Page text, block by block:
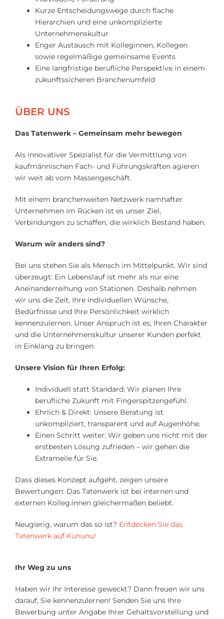
Kurze Entscheidungswege durch flache
Hierarchien und eine unkomplizierte
Unternehmenskultur
Enger Austausch mit Kolleginnen, Kollegen
sowie regelmäßige gemeinsame Events
Eine langfristige berufliche Perspektive in einem
zukunftssicheren Branchenumfeld
ÜBER UNS
Das Tatenwerk – Gemeinsam mehr bewegen
Als innovativer Spezialist für die Vermittlung von
kaufmännischen Fach- und Führungskräften agieren
wir weit ab vom Massengeschäft.
Mit einem branchenweiten Netzwerk namhafter
Unternehmen im Rücken ist es unser Ziel,
Verbindungen zu schaffen, die wirklich Bestand haben.
Warum wir anders sind?
Bei uns stehen Sie als Mensch im Mittelpunkt. Wir sind
überzeugt: Ein Lebenslauf ist mehr als nur eine
Aneinanderreihung von Stationen. Deshalb nehmen
wir uns die Zeit, Ihre individuellen Wünsche,
Bedürfnisse und Ihre Persönlichkeit wirklich
kennenzulernen. Unser Anspruch ist es, Ihren Charakter
und die Unternehmenskultur unserer Kunden perfekt
in Einklang zu bringen.
Unsere Vision für Ihren Erfolg:
Individuell statt Standard: Wir planen Ihre
berufliche Zukunft mit Fingerspitzengefühl.
Ehrlich & Direkt: Unsere Beratung ist
unkompliziert, transparent und auf Augenhöhe.
Einen Schritt weiter: Wir geben uns nicht mit der
erstbesten Lösung zufrieden – wir gehen die
Extrameile für Sie.
Dass dieses Konzept aufgeht, zeigen unsere
Bewertungen: Das Tatenwerk ist bei internen und
externen Kolleg:innen gleichermaßen beliebt.
Neugierig, warum das so ist? Entdecken Sie das
Tatenwerk auf Kununu!
Ihr Weg zu uns
Haben wir Ihr Interesse geweckt? Dann freuen wir uns
darauf, Sie kennenzulernen! Senden Sie uns Ihre
Bewerbung unter Angabe Ihrer Gehaltsvorstellung und